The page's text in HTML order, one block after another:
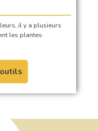
il y a plusieurs
les plantes